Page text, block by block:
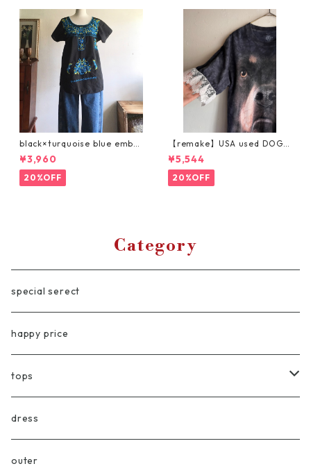
black×turquoise blue embro
idery tops/ブルー刺繍のヴィ
ンテージトップス
¥3,960
20%OFF
【remake】USA used DOG T
ee × lace sleeve /大きな犬Te
eリメイク
¥5,544
20%OFF
Category
special serect
happy price
tops
blouse/shirt
vest
dress
outer